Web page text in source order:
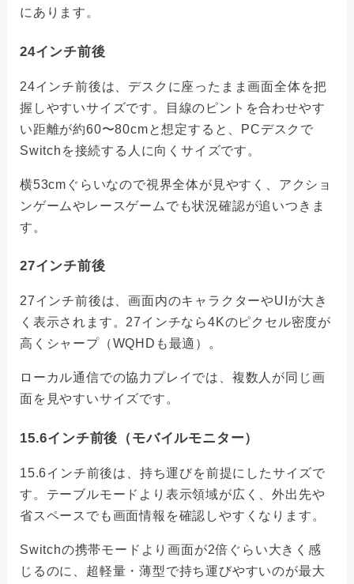
にあります。
24インチ前後
24インチ前後は、デスクに座ったまま画面全体を把
握しやすいサイズです。目線のピントを合わせやす
い距離が約60〜80cmと想定すると、PCデスクで
Switchを接続する人に向くサイズです。
横53cmぐらいなので視界全体が見やすく、アクショ
ンゲームやレースゲームでも状況確認が追いつきま
す。
27インチ前後
27インチ前後は、画面内のキャラクターやUIが大き
く表示されます。27インチなら4Kのピクセル密度が
高くシャープ（WQHDも最適）。
ローカル通信での協力プレイでは、複数人が同じ画
面を見やすいサイズです。
15.6インチ前後（モバイルモニター）
15.6インチ前後は、持ち運びを前提にしたサイズで
す。テーブルモードより表示領域が広く、外出先や
省スペースでも画面情報を確認しやすくなります。
Switchの携帯モードより画面が2倍ぐらい大きく感
じるのに、超軽量・薄型で持ち運びやすいのが最大